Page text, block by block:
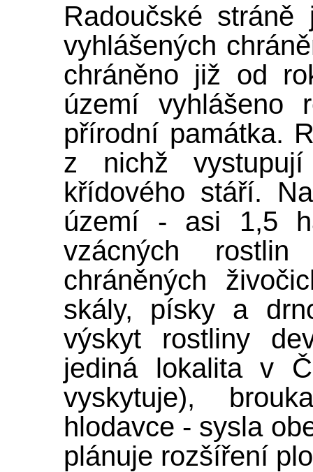
Radoučské
vyhlášených
chráněno již od
území vyhlášeno
přírodní památka.
z nichž
křídového stáří.
území - asi 1,5
vzácných
chráněných
skály, písky a
výskyt rostliny
jediná lokalita v
vyskytuje),
hlodavce - sysla
plánuje rozšíření